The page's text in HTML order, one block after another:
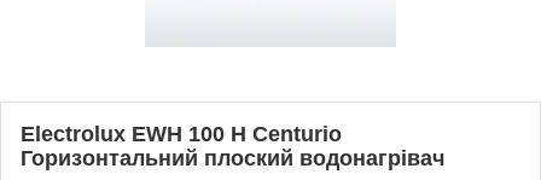
Electrolux EWH 100 H Centurio
Горизонтальний плоский водонагрівач